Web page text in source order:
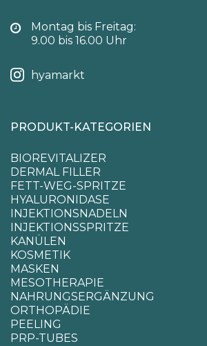
Montag bis Freitag:
9.00 bis 16.00 Uhr
hyamarkt
PRODUKT-KATEGORIEN
BIOREVITALIZER
DERMAL FILLER
FETT-WEG-SPRITZE
HYALURONIDASE
INJEKTIONSNADELN
INJEKTIONSSPRITZE
KANÜLEN
KOSMETIK
MASKEN
MESOTHERAPIE
NAHRUNGSERGÄNZUNG
ORTHOPÄDIE
PEELING
PRP-TUBES